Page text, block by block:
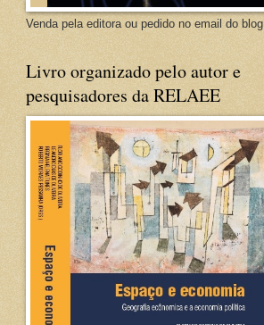
Venda pela editora ou pedido no email do blog
Livro organizado pelo autor e
pesquisadores da RELAEE